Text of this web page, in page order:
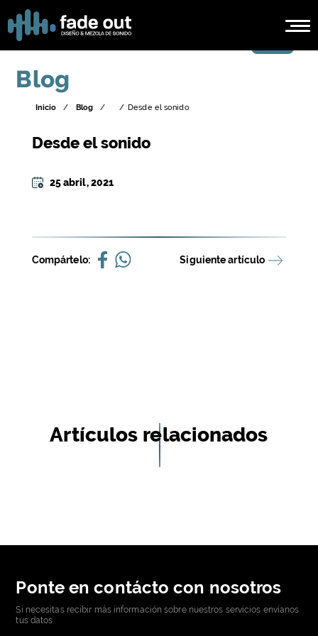
Blog
Inicio / Blog / / Desde el sonido
Desde el sonido
25 abril, 2021
Compártelo: Siguiente artículo
Artículos relacionados
Ponte en contácto con nosotros
Si necesitas recibir más información sobre nuestros servicios envíanos
tus datos